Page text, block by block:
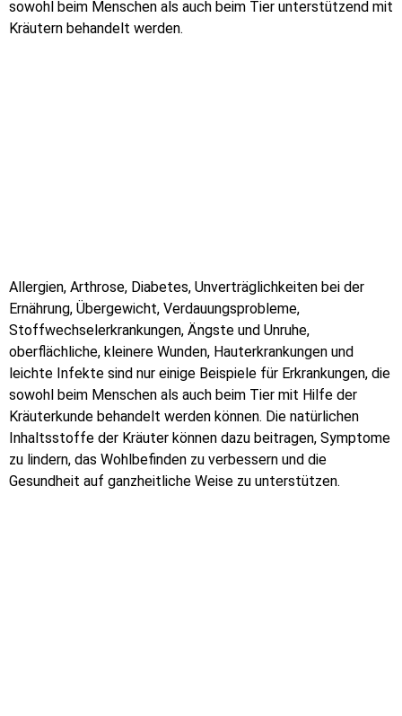
sowohl beim Menschen als auch beim Tier unterstützend mit
Kräutern behandelt werden.
Allergien, Arthrose, Diabetes, Unverträglichkeiten bei der
Ernährung, Übergewicht, Verdauungsprobleme,
Stoffwechselerkrankungen, Ängste und Unruhe,
oberflächliche, kleinere Wunden, Hauterkrankungen und
leichte Infekte sind nur einige Beispiele für Erkrankungen, die
sowohl beim Menschen als auch beim Tier mit Hilfe der
Kräuterkunde behandelt werden können. Die natürlichen
Inhaltsstoffe der Kräuter können dazu beitragen, Symptome
zu lindern, das Wohlbefinden zu verbessern und die
Gesundheit auf ganzheitliche Weise zu unterstützen.